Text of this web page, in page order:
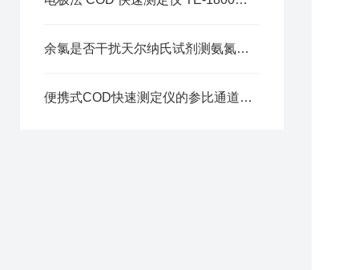
余氯是否干扰天尔纳氏试剂测氨氮？消除方法看这里
便携式COD快速测定仪的参比通道有何用处？